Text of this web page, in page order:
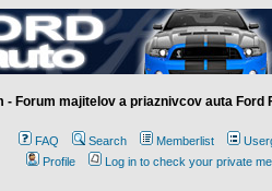
- Forum majitelov a priaznivcov auta Ford
FAQ Search Memberlist
Profile
Log in to check your private